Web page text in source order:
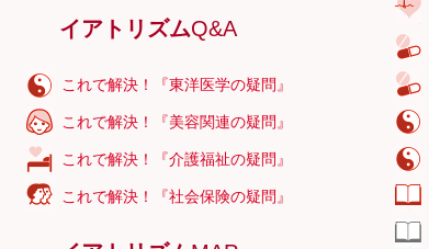
イアトリズムQ&A
これで解決！『東洋医学の疑問』
これで解決！『美容関連の疑問』
これで解決！『介護福祉の疑問』
これで解決！『社会保険の疑問』